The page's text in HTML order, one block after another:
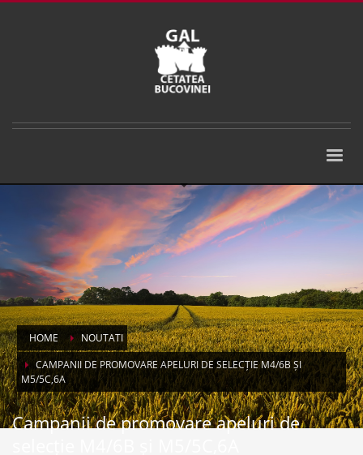
HOME
NOUTATI
CAMPANII DE PROMOVARE APELURI DE SELECȚIE M4/6B ȘI
M5/5C,6A
Campanii de promovare apeluri de